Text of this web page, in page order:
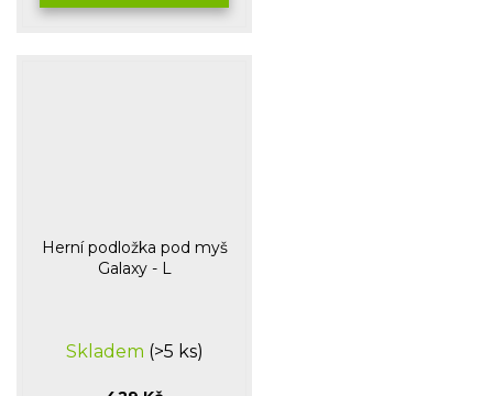
Herní podložka pod myš
Galaxy - L
Skladem (>5 ks)